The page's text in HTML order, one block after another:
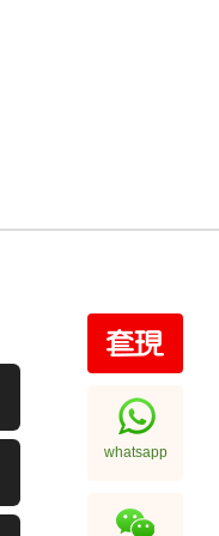
whatsapp